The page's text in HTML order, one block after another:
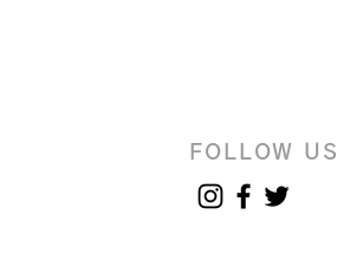
FOLLOW US